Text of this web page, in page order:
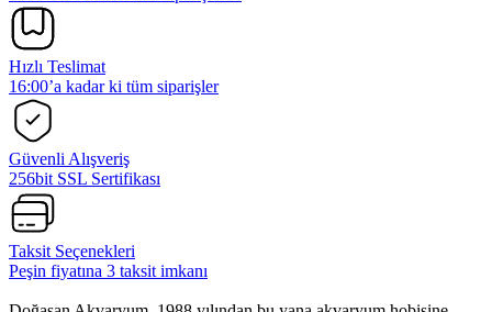
Hızlı Teslimat
16:00’a kadar ki tüm siparişler
Güvenli Alışveriş
256bit SSL Sertifikası
Taksit Seçenekleri
Peşin fiyatına 3 taksit imkanı